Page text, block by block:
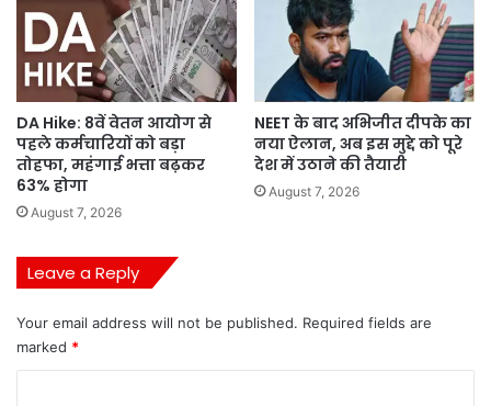
DA Hike: 8वें वेतन आयोग से
पहले कर्मचारियों को बड़ा
तोहफा, महंगाई भत्ता बढ़कर
63% होगा
August 7, 2026
NEET के बाद अभिजीत दीपके का
नया ऐलान, अब इस मुद्दे को पूरे
देश में उठाने की तैयारी
August 7, 2026
Leave a Reply
Your email address will not be published. Required fields are
marked *